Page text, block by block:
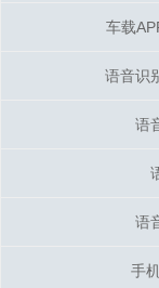
车载
语音识
语
语
手
车载
语音识
语
语
手